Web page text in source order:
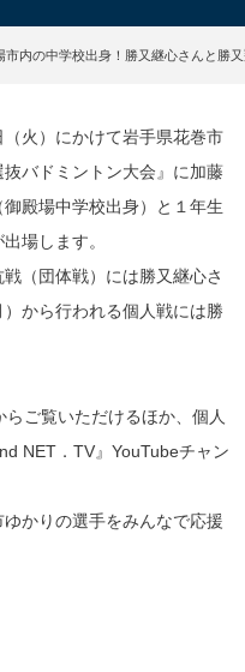
市内の中学校出身！勝又継心さんと勝
火）にかけて岩手県花巻市
バドミントン大会』に加藤
殿場中学校出身）と１年生
場します。
（団体戦）には勝又継心さ
から行われる個人戦には勝
ご覧いただけるほか、個人
NET．TV』YouTubeチャン
かりの選手をみんなで応援